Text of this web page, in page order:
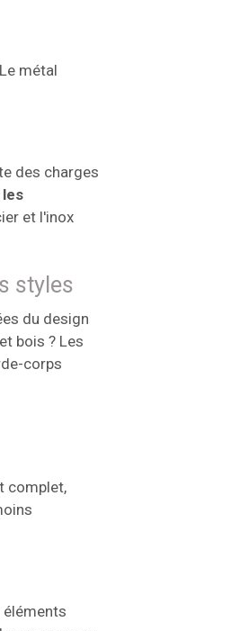
métal
des charges
les
et l'inox
styles
du design
bois ? Les
corps
complet,